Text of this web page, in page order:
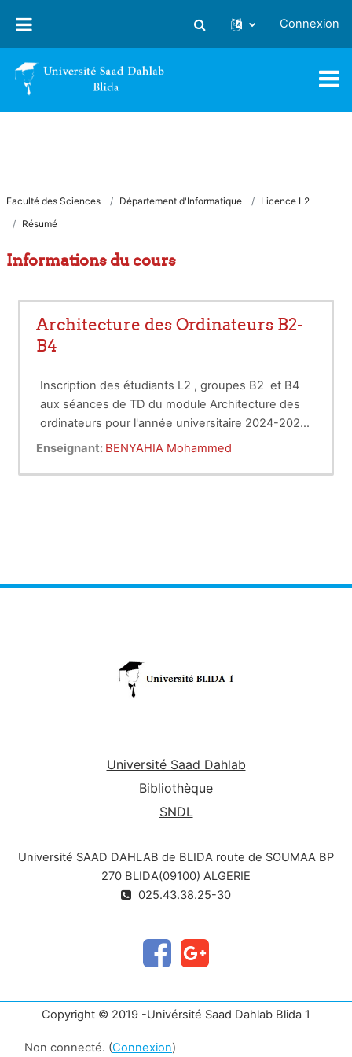
Activer/désactiver la saisie
Connexion
Faculté des Sciences Département d'Informatique
Licence L2
Résumé
Informations du cours
Architecture des Ordinateurs B2-
B4
Inscription des étudiants L2 , groupes B2 et B4
aux séances de TD du module Architecture des
ordinateurs pour l'année universitaire 2024-2025
.
Enseignant: BENYAHIA Mohammed
Université Saad Dahlab
Bibliothèque
SNDL
Université SAAD DAHLAB de BLIDA route de SOUMAA BP
270 BLIDA(09100) ALGERIE
025.43.38.25-30
Copyright © 2019 -Univérsité Saad Dahlab Blida 1
Non connecté. (Connexion)